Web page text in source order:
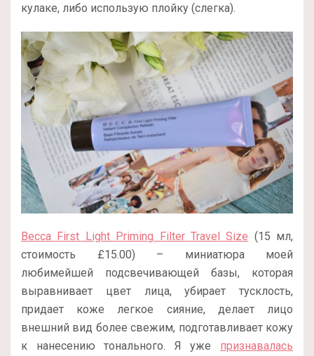
кулаке, либо использую плойку (слегка).
Becca First Light Priming Filter Travel Size (15 мл,
стоимость £15.00) – миниатюра моей
любимейшей подсвечивающей базы, которая
выравнивает цвет лица, убирает тусклость,
придает коже легкое сияние, делает лицо
внешний вид более свежим, подготавливает кожу
к нанесению тонального. Я уже признавалась